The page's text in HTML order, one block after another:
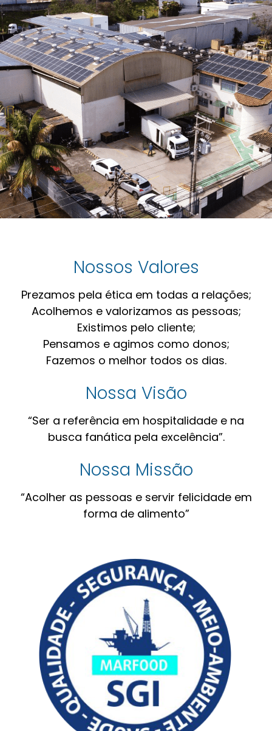
Nossos Valores
Prezamos pela ética em todas a relações;
Acolhemos e valorizamos as pessoas;
Existimos pelo cliente;
Pensamos e agimos como donos;
Fazemos o melhor todos os dias.
Nossa Visão
“Ser a referência em hospitalidade e na
busca fanática pela excelência”.
Nossa Missão
“Acolher as pessoas e servir felicidade em
forma de alimento”